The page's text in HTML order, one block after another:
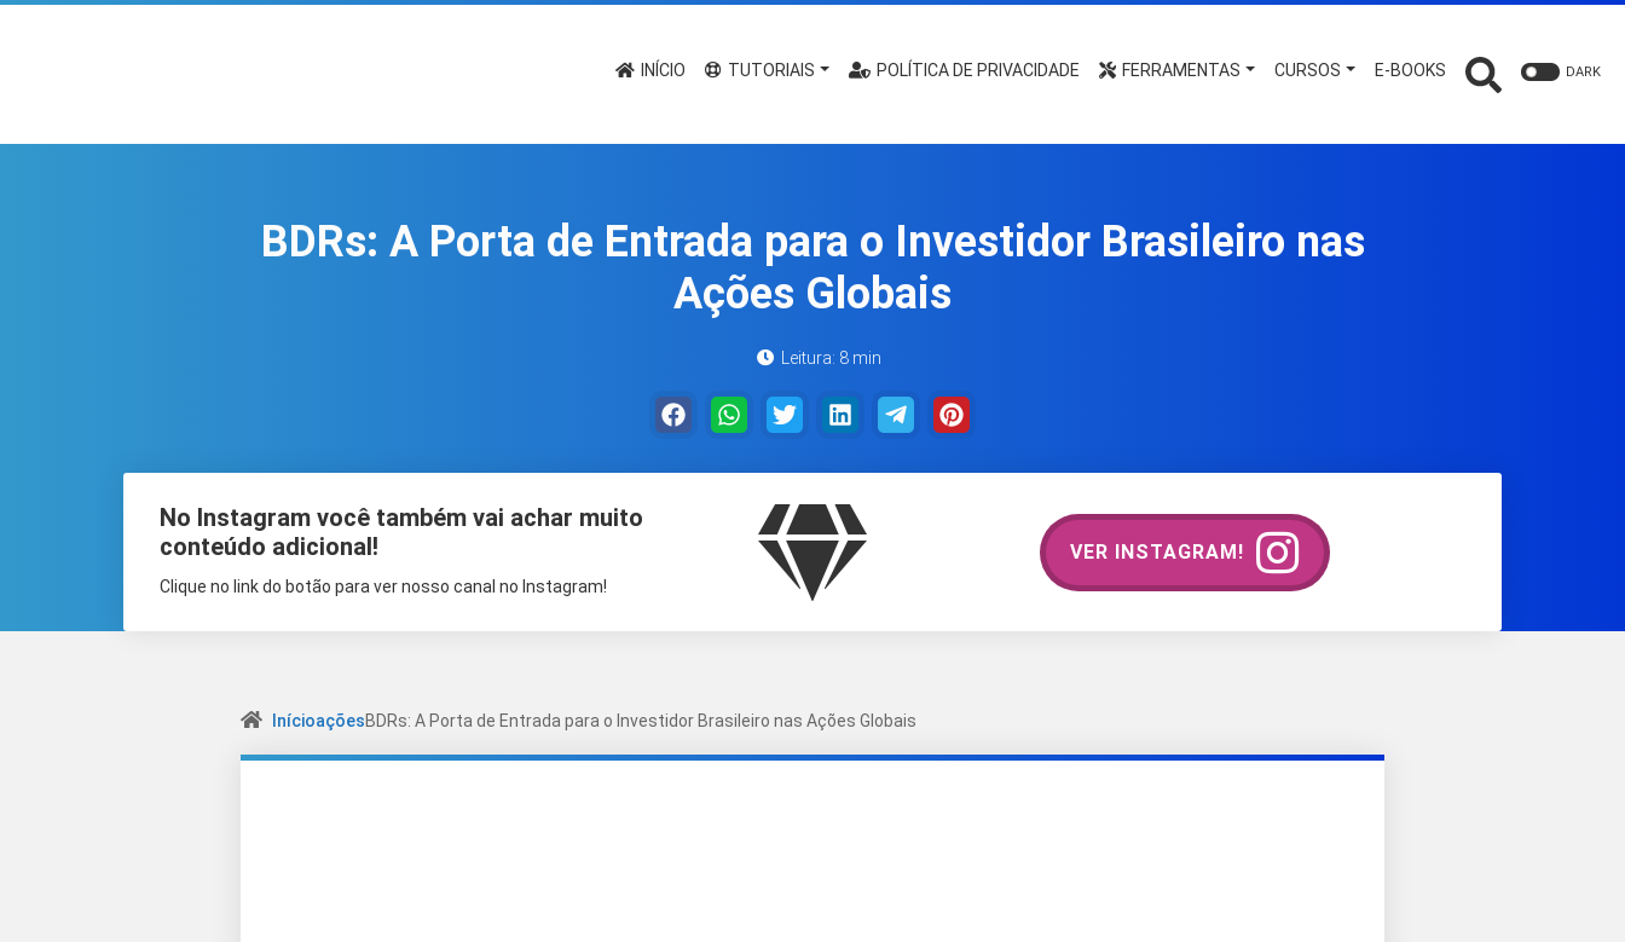
INÍCIO TUTORIAIS POLÍTICA DE PRIVACIDADE FERRAMENTAS CURSOS E-BOOKS DARK
BDRs: A Porta de Entrada para o Investidor Brasileiro nas
Ações Globais
Leitura: 8 min
No Instagram você também vai achar muito
conteúdo adicional!
Clique no link do botão para ver nosso canal no Instagram!
VER INSTAGRAM!
InícioaçõesBDRs: A Porta de Entrada para o Investidor Brasileiro nas Ações Globais